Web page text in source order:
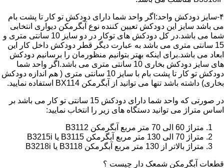
۴-سایز دودکش واحد:اگر واحد شما دارای دودکش تو کار تا پشت بام
می باشد سایز این دودکش تعیین کننده نوع آبگرمکن دیواری انتخابی
شما می باشد.در کل دودکش های توکار در دو سایز 10 سانتی متری و
15 سانتی متری می باشد به عبارت دیگر قطر دودکش داخل کار این
ابعاد می باشد.برای اینکه بهتر بتوانیم منظورمان را برسانیم دودکش
های سایز دودکش بخاری 10 سانتی متری می باشد.اگر واحد شما
دودکش تو کار تا پشت بام با سایز 10 سانتی متری ( هم اندازه دودکش
بخاری) داشته باشد تنها می توانید از آبگرمکن BX114 استفاده نمایید.
در صورتی که واحد شما دارای دودکش 15 سانتی تو کار می باشد بر
اساس متراژ می توانید دستگاه های زیر را انتخاب نمایید:
متراژ 60 الی 70 متر مربع آبگرمکن B3112
متراژ 70 الی 130 متر مربع آبگرمکن B3115 یا B3215i
متراژ بالاتر از 130 متر مربع آبگرمکن B3118 یا B3218i
قطعات آبگرمکن شمعک دار چیست ؟